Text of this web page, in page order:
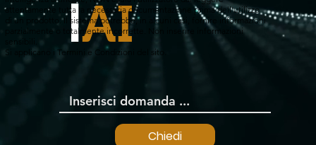
Chiedi
lAI
attentamente tutta la necessaria documentazione prima dell'utilizzo
di un prodotto. Il sistema potrebbe, in alcuni casi, fornire informazioni
parzialmente o totalmente incorrette. Non inserire informazioni
Si applicano i Termini e Condizioni del sito.